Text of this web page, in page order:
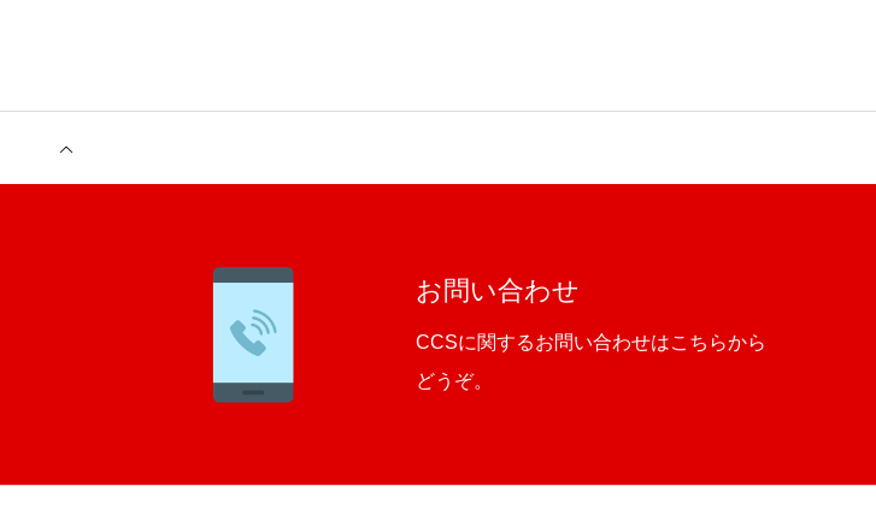
お問い合わせ
CCSに関するお問い合わせはこちらから
どうぞ。